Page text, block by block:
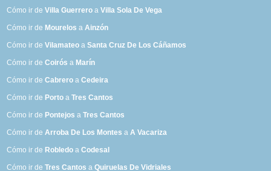
Cómo ir deVilla Guerrero aVilla Sola De Vega
Cómo ir de Mourelos aAinzón
Cómo ir deVilamateo aSanta Cruz De Los Cáñamos
Cómo ir deCoirós a Marín
Cómo ir deCabrero aCedeira
Cómo ir de Porto aTres Cantos
Cómo ir de Pontejos aTres Cantos
Cómo ir deArroba De Los Montes aA Vacariza
Cómo ir de Robledo aCodesal
Cómo ir deTres Cantos aQuiruelas De Vidriales